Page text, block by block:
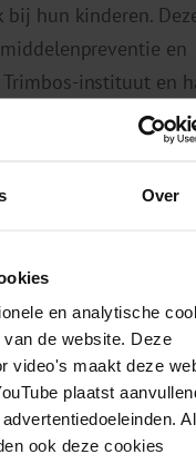
Over
en analytische
de website. Deze
video's maakt deze
plaatst
ook deze cookies
hun kinderen.
en
instituut en
infographic hoort
gebruikt worden om
een samenhangend
te maken voor
schema
interventies.
aanbod